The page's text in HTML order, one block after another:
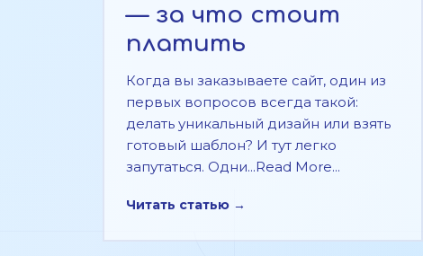
— за что стоит
платить
Когда вы заказываете сайт, один из
первых вопросов всегда такой:
делать уникальный дизайн или взять
готовый шаблон? И тут легко
запутаться. Одни...Read More...
Читать статью →